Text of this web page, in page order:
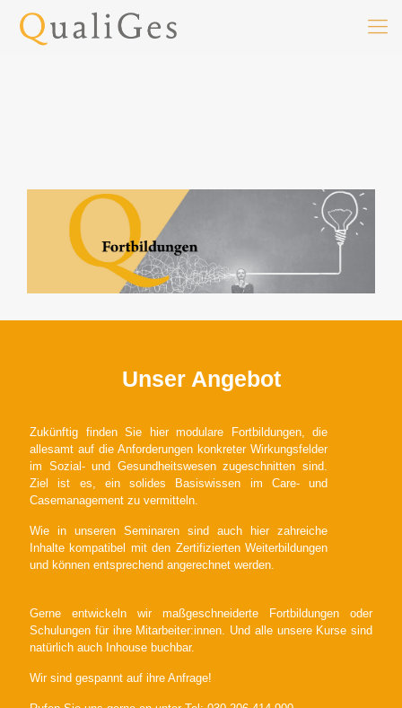
Unser Angebot
Zukünftig finden Sie hier modulare Fortbildungen, die
allesamt auf die Anforderungen konkreter Wirkungsfelder
im Sozial- und Gesundheitswesen zugeschnitten sind.
Ziel ist es, ein solides Basiswissen im Care- und
Casemanagement zu vermitteln.
Wie in unseren Seminaren sind auch hier zahreiche
Inhalte kompatibel mit den Zertifizierten Weiterbildungen
und können entsprechend angerechnet werden.
Gerne entwickeln wir maßgeschneiderte Fortbildungen oder
Schulungen für ihre Mitarbeiter:innen. Und alle unsere Kurse sind
natürlich auch Inhouse buchbar.
Wir sind gespannt auf ihre Anfrage!